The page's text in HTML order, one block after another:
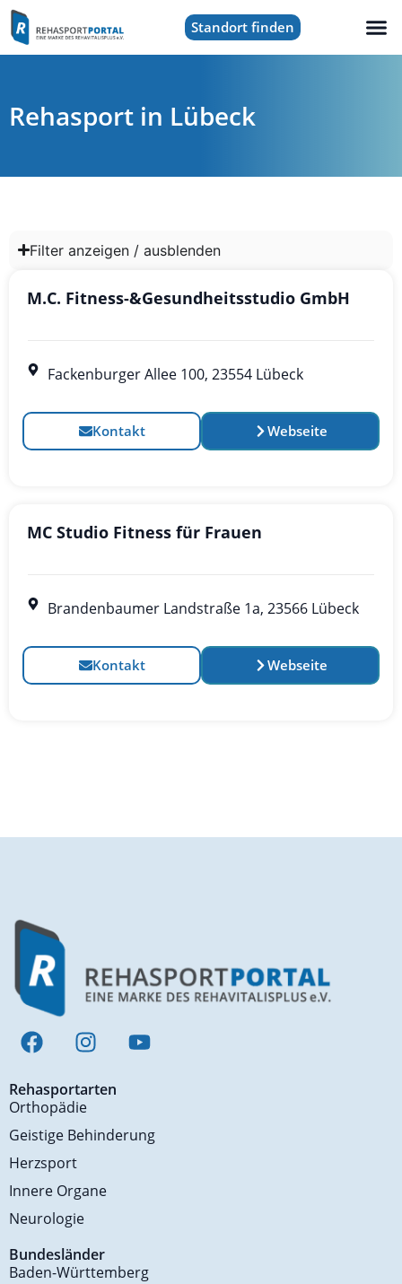
Standort finden
Rehasport in Lübeck
Filter anzeigen / ausblenden
M.C. Fitness-&Gesundheitsstudio GmbH
Fackenburger Allee 100, 23554 Lübeck
Kontakt Webseite
MC Studio Fitness für Frauen
Brandenbaumer Landstraße 1a, 23566 Lübeck
Kontakt Webseite
Rehasportarten
Orthopädie
Geistige Behinderung
Herzsport
Innere Organe
Neurologie
Bundesländer
Baden-Württemberg